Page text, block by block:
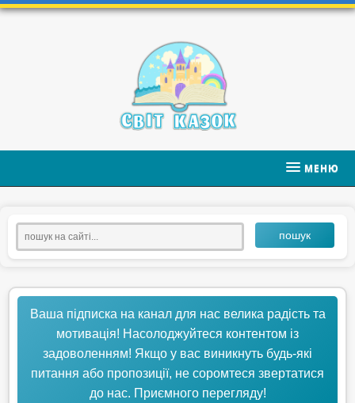
МЕНЮ
пошук
Ваша підписка на канал для нас велика радість та
мотивація! Насолоджуйтеся контентом із
задоволенням! Якщо у вас виникнуть будь-які
питання або пропозиції, не соромтеся звертатися
до нас. Приємного перегляду!